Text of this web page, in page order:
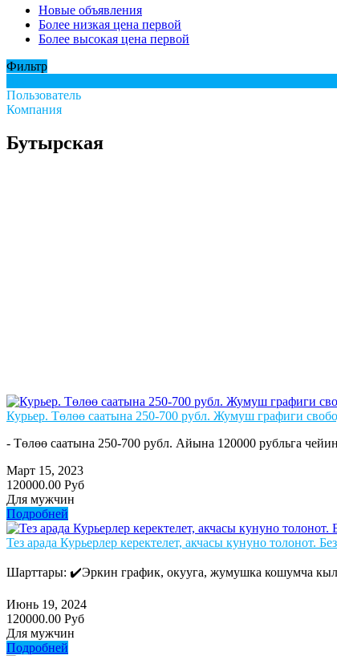
Новые объявления
Более низкая цена первой
Более высокая цена первой
Фильтр
Пользователь
Компания
Бутырская
Курьер. Төлөө саатына 250-700 рубл. Жумуш графиги
- Төлөө саатына 250-700 рубл. Айына 120000 рубльга
Март 15, 2023
120000.00 Руб
Для мужчин
Подробней
Тез арада Курьерлер керектелет, акчасы кунуно толонот.
Шарттары: ✔️Эркин график, окууга, жумушка кошумча
Июнь 19, 2024
120000.00 Руб
Для мужчин
Подробней